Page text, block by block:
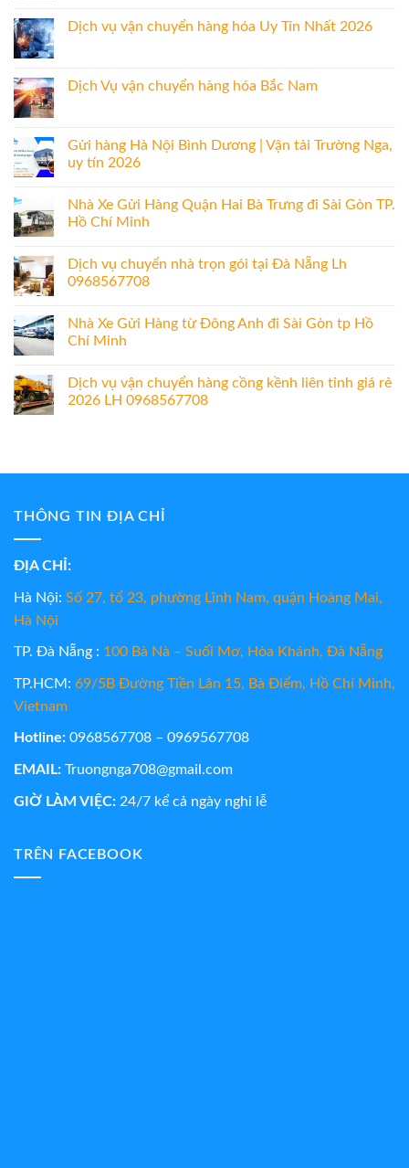
Dịch vụ vận chuyển hàng hóa Uy Tín Nhất 2026
Dịch Vụ vận chuyển hàng hóa Bắc Nam
Gửi hàng Hà Nội Bình Dương | Vận tải Trường Nga,
uy tín 2026
Nhà Xe Gửi Hàng Quận Hai Bà Trưng đi Sài Gòn TP.
Hồ Chí Minh
Dịch vụ chuyển nhà trọn gói tại Đà Nẵng Lh
0968567708
Nhà Xe Gửi Hàng từ Đông Anh đi Sài Gòn tp Hồ
Chí Minh
Dịch vụ vận chuyển hàng cồng kềnh liên tỉnh giá rẻ
2026 LH 0968567708
THÔNG TIN ĐỊA CHỈ
ĐỊA CHỈ:
Hà Nội: Số 27, tổ 23, phường Lĩnh Nam, quận Hoàng Mai,
Hà Nội
TP. Đà Nẵng : 100 Bà Nà – Suối Mơ, Hòa Khánh, Đà Nẵng
TP.HCM: 69/5B Đường Tiền Lân 15, Bà Điểm, Hồ Chí Minh,
Vietnam
Hotline: 0968567708 – 0969567708
EMAIL: Truongnga708@gmail.com
GIỜ LÀM VIỆC: 24/7 kể cả ngày nghỉ lễ
TRÊN FACEBOOK